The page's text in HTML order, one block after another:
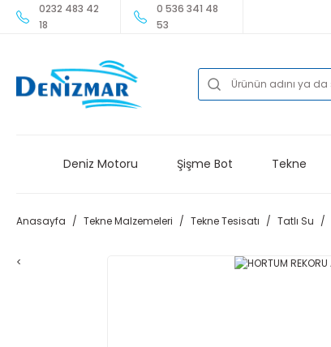
0232 483 42
18
0 536 341 48
53
Deniz Motoru Şişme Bot Tekne
Anasayfa Tekne Malzemeleri Tekne Tesisatı Tatlı Su
<